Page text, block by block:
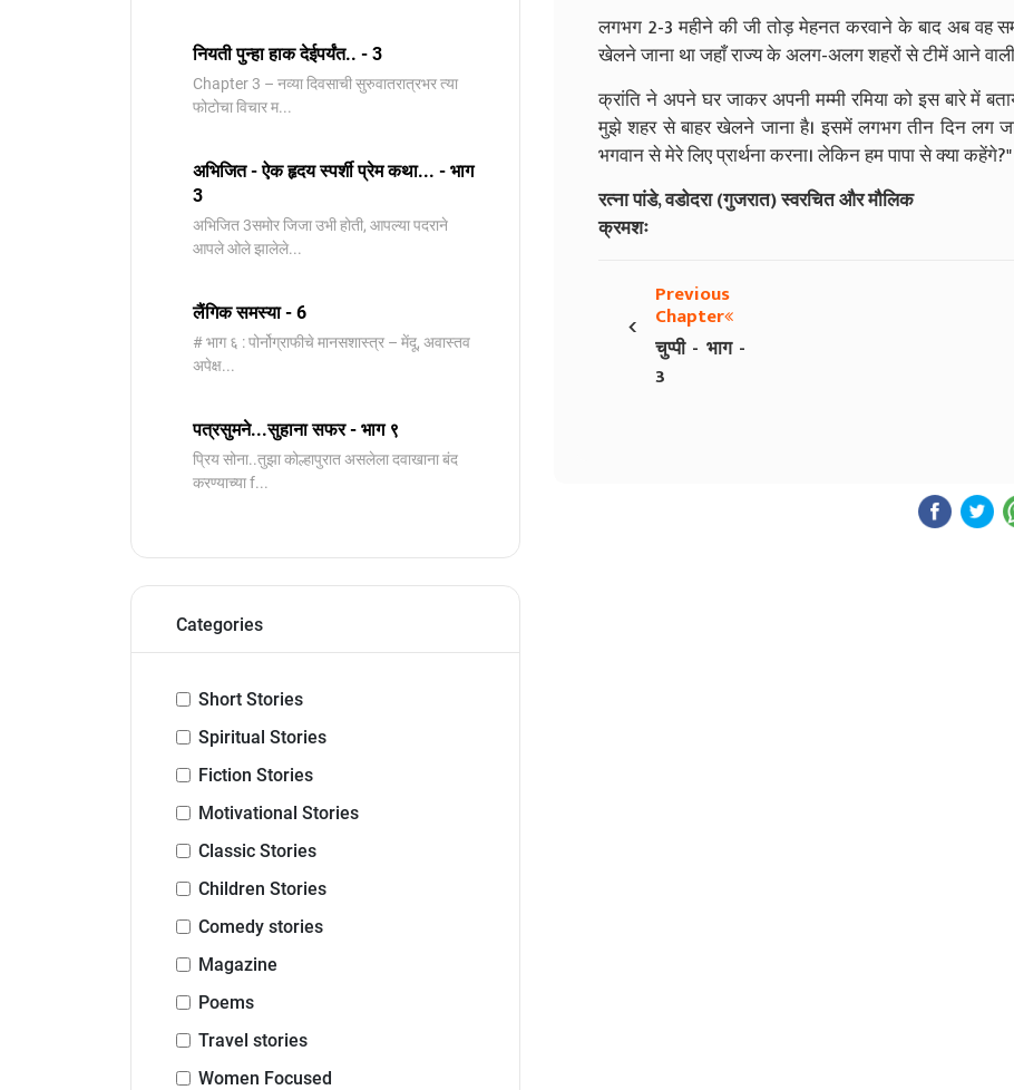
नियती पुन्हा हाक देईपर्यंत.. - 3
Chapter 3 – नव्या दिवसाची सुरुवातरात्रभर त्या
फोटोचा विचार म...
अभिजित - ऐक हृदय स्पर्शी प्रेम कथा... - भाग
3
️अभिजित ️3समोर जिजा उभी होती, आपल्या पदराने
आपले ओले झालेले...
लैंगिक समस्या - 6
# भाग ६ : पोर्नोग्राफीचे मानसशास्त्र – मेंदू, अवास्तव
अपेक्ष...
पत्रसुमने...सुहाना सफर - भाग ९
प्रिय सोना..तुझा कोल्हापुरात असलेला दवाखाना बंद
करण्याच्या f...
Categories
Short Stories
Spiritual Stories
Fiction Stories
Motivational Stories
Classic Stories
Children Stories
Comedy stories
Magazine
Poems
Travel stories
Women Focused
लगभग 2-3 महीने की जी तोड़ मेहनत करवाने के बाद अब वह
खेलने जाना था जहाँ राज्य के अलग-अलग शहरों से टीमें आने वाली
क्रांति ने अपने घर जाकर अपनी मम्मी रमिया को इस बारे में
मुझे शहर से बाहर खेलने जाना है। इसमें लगभग तीन दिन लग
भगवान से मेरे लिए प्रार्थना करना। लेकिन हम पापा से क्या कहेंगे?"
रत्ना पांडे, वडोदरा (गुजरात)स्वरचित और मौलिक
क्रमशः
‹
Previous
Chapter
चुप्पी - भाग -
3